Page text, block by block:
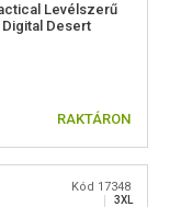
Levélszerű
Desert
RAKTÁRON
Kód 17348
3XL